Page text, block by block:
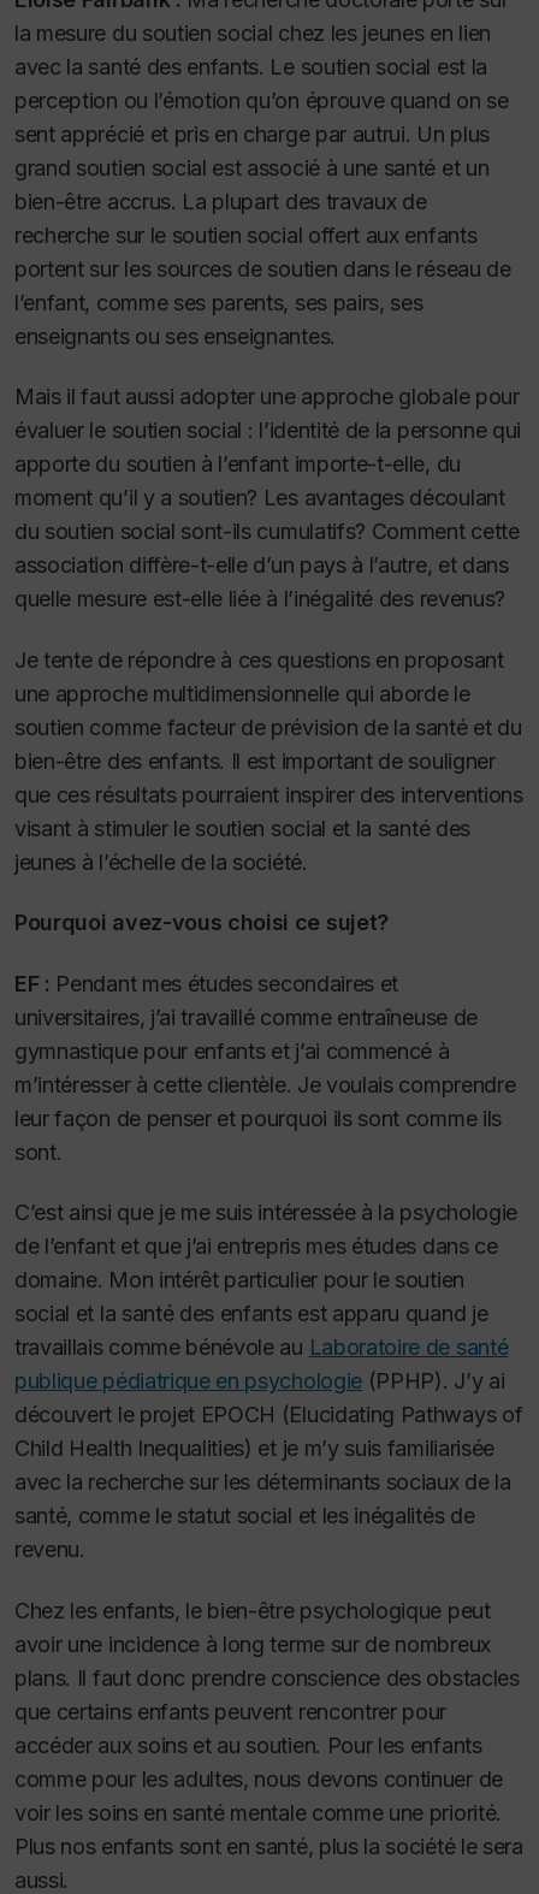
la mesure du soutien social chez les jeunes en lien
avec la santé des enfants. Le soutien social est la
perception ou l’émotion qu’on éprouve quand on se
sent apprécié et pris en charge par autrui. Un plus
grand soutien social est associé à une santé et un
bien-être accrus. La plupart des travaux de
recherche sur le soutien social offert aux enfants
portent sur les sources de soutien dans le réseau de
l’enfant, comme ses parents, ses pairs, ses
enseignants ou ses enseignantes.
Mais il faut aussi adopter une approche globale pour
évaluer le soutien social : l’identité de la personne qui
apporte du soutien à l’enfant importe-t-elle, du
moment qu’il y a soutien? Les avantages découlant
du soutien social sont-ils cumulatifs? Comment cette
association diffère-t-elle d’un pays à l’autre, et dans
quelle mesure est-elle liée à l’inégalité des revenus?
Je tente de répondre à ces questions en proposant
une approche multidimensionnelle qui aborde le
soutien comme facteur de prévision de la santé et du
bien-être des enfants. Il est important de souligner
que ces résultats pourraient inspirer des interventions
visant à stimuler le soutien social et la santé des
jeunes à l’échelle de la société.
Pourquoi avez-vous choisi ce sujet?
EF : Pendant mes études secondaires et
universitaires, j’ai travaillé comme entraîneuse de
gymnastique pour enfants et j’ai commencé à
m’intéresser à cette clientèle. Je voulais comprendre
leur façon de penser et pourquoi ils sont comme ils
sont.
C’est ainsi que je me suis intéressée à la psychologie
de l’enfant et que j’ai entrepris mes études dans ce
domaine. Mon intérêt particulier pour le soutien
social et la santé des enfants est apparu quand je
travaillais comme bénévole au Laboratoire de santé
publique pédiatrique en psychologie(PPHP). J’y ai
découvert le projet EPOCH (Elucidating Pathways of
Child Health Inequalities) et je m’y suis familiarisée
avec la recherche sur les déterminants sociaux de la
santé, comme le statut social et les inégalités de
revenu.
Chez les enfants, le bien-être psychologique peut
avoir une incidence à long terme sur de nombreux
plans. Il faut donc prendre conscience des obstacles
que certains enfants peuvent rencontrer pour
accéder aux soins et au soutien. Pour les enfants
comme pour les adultes, nous devons continuer de
voir les soins en santé mentale comme une priorité.
Plus nos enfants sont en santé, plus la société le sera
aussi.